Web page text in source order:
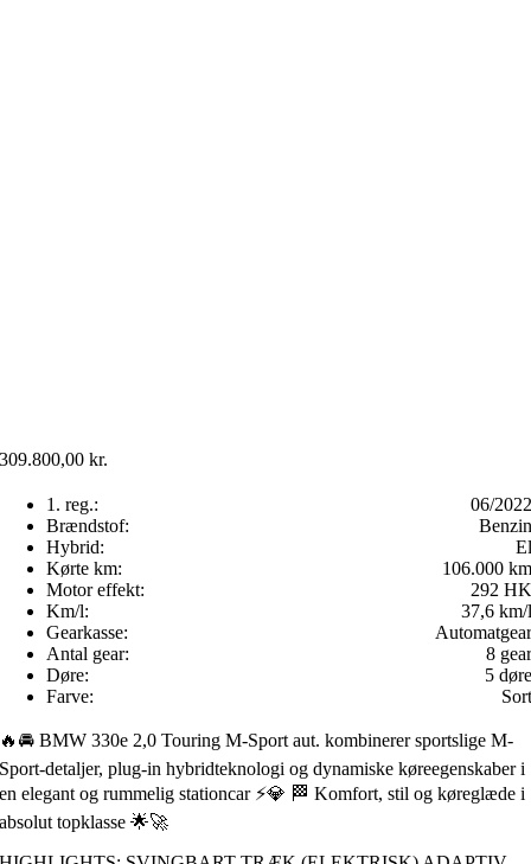
309.800,00kr.
1. reg.:
06/2022
Brændstof:
Benzin
Hybrid:
El
Kørte km:
106.000 km
Motor effekt:
292 HK
Km/l:
37,6 km/l
Gearkasse:
Automatgear
Antal gear:
8 gear
Døre:
5 døre
Farve:
Sort
🔥🚘 BMW 330e 2,0 Touring M-Sport aut. kombinerer sportslige M-
Sport-detaljer, plug-in hybridteknologi og dynamiske køreegenskaber i
en elegant og rummelig stationcar ⚡️💎 🏁 Komfort, stil og køreglæde i
absolut topklasse 🌟🚀